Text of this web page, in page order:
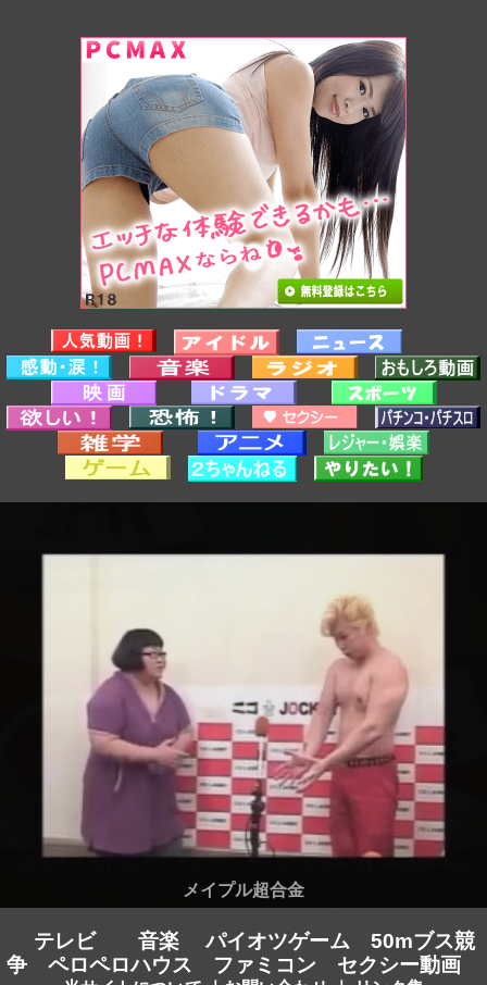
メイプル超合金
テレビ 音楽 パイオツゲーム
50mブス競
争
ペロペロハウス ファミコン セクシー動画